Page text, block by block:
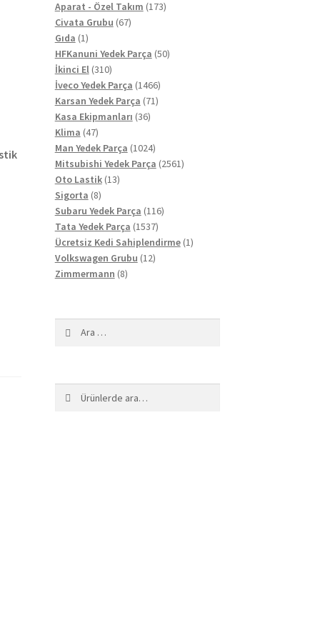
ürün
Aparat - Özel Takım 173173
Civata Grubu 6767
Gıda 11
ürün
HFKanuni Yedek Parça 5050
İkinci El 310310
ürün
İveco Yedek Parça 14661466
ürün
Karsan Yedek Parça 7171
Kasa Ekipmanları 3636
Klima 4747
ürün
Man Yedek Parça 10241024
ürün
Mitsubishi Yedek Parça 25612561
Oto Lastik 1313
Sigorta 88
ürün
Subaru Yedek Parça 116116
Tata Yedek Parça 15371537
ürün
Ücretsiz Kedi Sahiplendirme 11
Volkswagen Grubu 1212
Zimmermann 88